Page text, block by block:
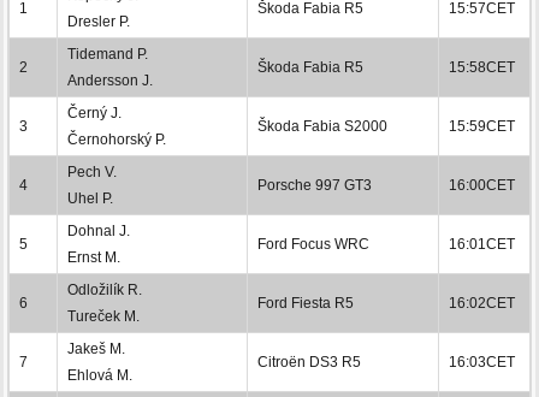
1
Dresler P.
Škoda Fabia R5 15:57CET
2
Tidemand P.
Andersson J.
Škoda Fabia R5 15:58CET
3
Černý J.
Černohorský P.
Škoda Fabia S2000 15:59CET
4
Pech V.
Uhel P.
Porsche 997 GT3 16:00CET
5
Dohnal J.
Ernst M.
Ford Focus WRC 16:01CET
6
Odložilík R.
Tureček M.
Ford Fiesta R5 16:02CET
7
Jakeš M.
Ehlová M.
Citroën DS3 R5 16:03CET